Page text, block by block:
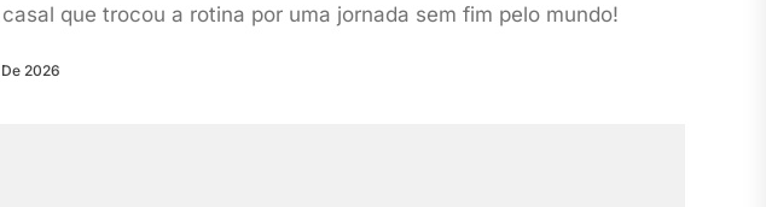
que trocou a rotina por uma jornada sem fim pelo mundo!
2026